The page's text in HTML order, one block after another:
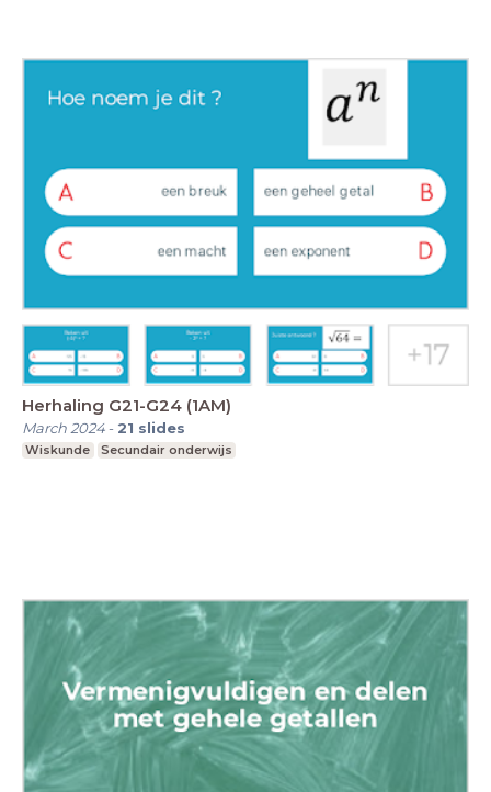
Herhaling G21-G24 (1AM)
March 2024- 21 slides
Wiskunde Secundair onderwijs